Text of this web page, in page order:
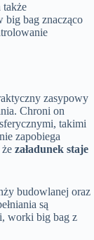
także
bag znacząco
zasypowy
Chroni on
takimi
zapobiega
załadunek staje
budowlanej oraz
są
worki big bag z